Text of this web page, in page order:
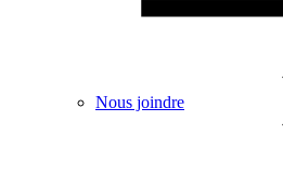
Nous joindre